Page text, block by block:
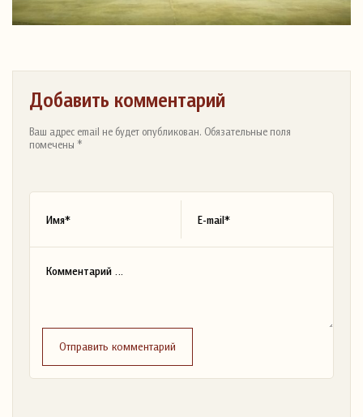
Добавить комментарий
Ваш адрес email не будет опубликован. Обязательные поля
помечены *
Отправить комментарий